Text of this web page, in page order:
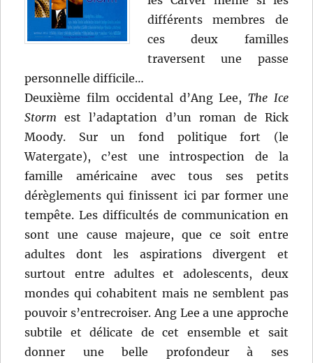
différents membres de
ces deux familles
traversent une passe
personnelle difficile…
Deuxième film occidental d’Ang Lee, The Ice
Storm est l’adaptation d’un roman de Rick
Moody. Sur un fond politique fort (le
Watergate), c’est une introspection de la
famille américaine avec tous ses petits
dérèglements qui finissent ici par former une
tempête. Les difficultés de communication en
sont une cause majeure, que ce soit entre
adultes dont les aspirations divergent et
surtout entre adultes et adolescents, deux
mondes qui cohabitent mais ne semblent pas
pouvoir s’entrecroiser. Ang Lee a une approche
subtile et délicate de cet ensemble et sait
donner une belle profondeur à ses